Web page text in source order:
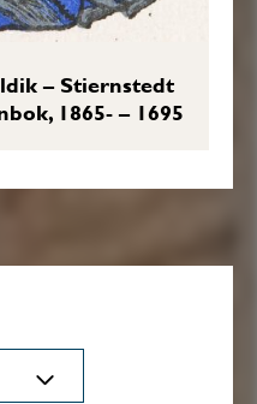
– Stiernstedt
1865- – 1695